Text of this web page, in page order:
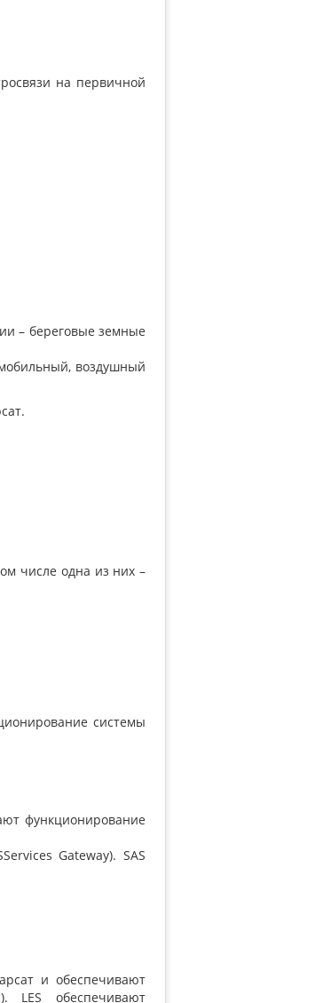
на первичной
– береговые земные
воздушный
числе одна из них –
системы
функционирование
Services Gateway). SAS
и обеспечивают
LES обеспечивают